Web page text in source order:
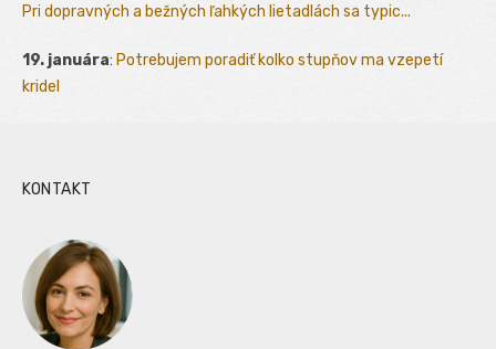
Pri dopravných a bežných ľahkých lietadlách sa typic...
19. januára: Potrebujem poradiť kolko stupňov ma vzepetí
kridel
KONTAKT